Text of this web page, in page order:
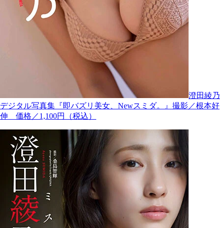
澄田綾乃
デジタル写真集『即バズリ美女、Newスミダ。』撮影／根本好
伸 価格／1,100円（税込）